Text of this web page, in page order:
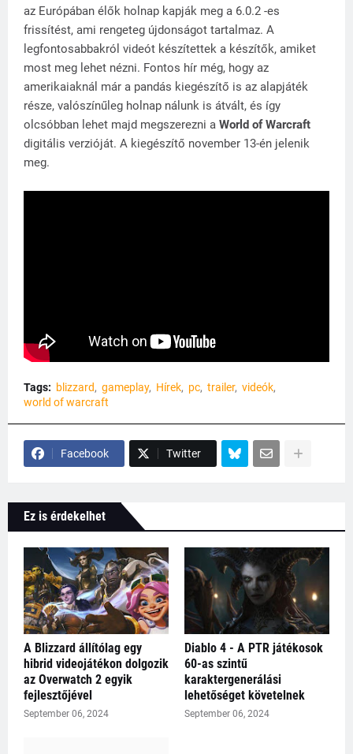
az Európában élők holnap kapják meg a 6.0.2 -es
frissítést, ami rengeteg újdonságot tartalmaz. A
legfontosabbakról videót készítettek a készítők, amiket
most meg lehet nézni. Fontos hír még, hogy az
amerikaiaknál már a pandás kiegészítő is az alapjáték
része, valószínűleg holnap nálunk is átvált, és így
olcsóbban lehet majd megszerezni a World of Warcraft
digitális verzióját. A kiegészítő november 13-én jelenik
meg.
Tags: blizzard gameplay Hírek pc trailer videók
world of warcraft
Facebook Twitter
Ez is érdekelhet
A Blizzard állítólag egy
hibrid videojátékon dolgozik
az Overwatch 2 egyik
fejlesztőjével
September 06, 2024
Diablo 4 - A PTR játékosok
60-as szintű
karaktergenerálási
lehetőséget követelnek
September 06, 2024